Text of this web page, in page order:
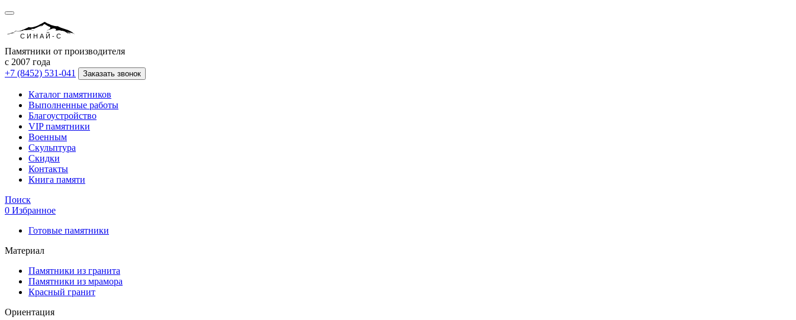
СИНАЙ-С
Памятники от производителя
с 2007 года
+7 (8452) 531-041
Заказать звонок
Каталог памятников
Выполненные работы
Благоустройство
VIP памятники
Военным
Скульптура
Скидки
Контакты
Книга памяти
Поиск
0 Избранное
Готовые памятники
Материал
Памятники из гранита
Памятники из мрамора
Красный гранит
Ориентация